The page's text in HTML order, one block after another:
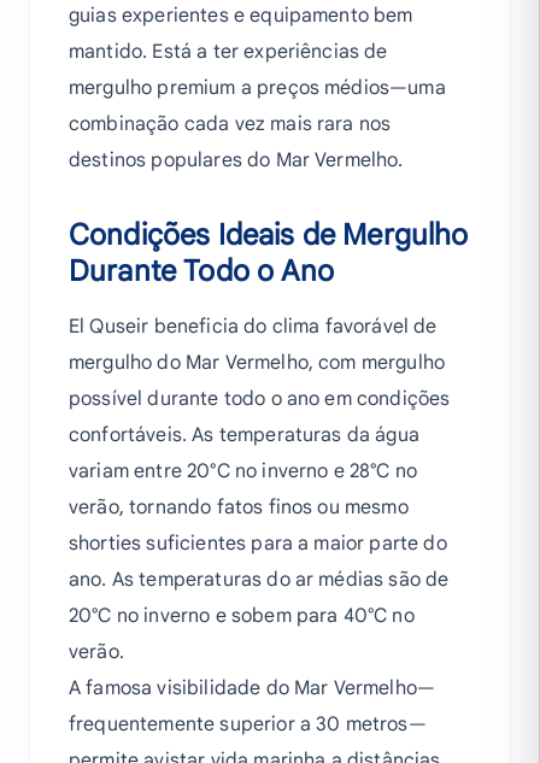
guias experientes e equipamento bem
mantido. Está a ter experiências de
mergulho premium a preços médios—uma
combinação cada vez mais rara nos
destinos populares do Mar Vermelho.
Condições Ideais de Mergulho
Durante Todo o Ano
El Quseir beneficia do clima favorável de
mergulho do Mar Vermelho, com mergulho
possível durante todo o ano em condições
confortáveis. As temperaturas da água
variam entre 20°C no inverno e 28°C no
verão, tornando fatos finos ou mesmo
shorties suficientes para a maior parte do
ano. As temperaturas do ar médias são de
20°C no inverno e sobem para 40°C no
verão.
A famosa visibilidade do Mar Vermelho—
frequentemente superior a 30 metros—